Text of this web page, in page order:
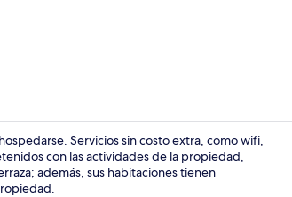
Servicios sin costo extra, como wifi,
con las actividades de la propiedad,
además, sus habitaciones tienen